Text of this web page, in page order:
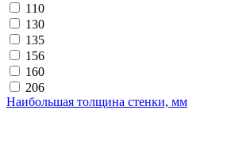
110
130
135
156
160
206
Наибольшая толщина стенки, мм